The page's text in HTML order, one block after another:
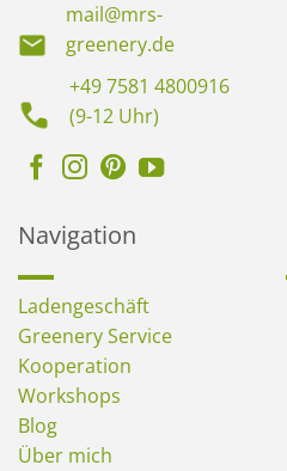
mail@mrs-
greenery.de
+49 7581 4800916
(9-12 Uhr)
Navigation
Ladengeschäft
Greenery Service
Kooperation
Workshops
Blog
Über mich